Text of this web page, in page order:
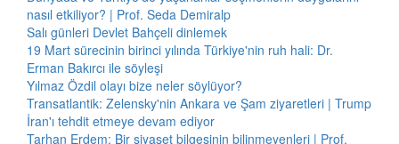
nasıl etkiliyor? | Prof. Seda Demiralp
Salı günleri Devlet Bahçeli dinlemek
19 Mart sürecinin birinci yılında Türkiye'nin ruh hali: Dr.
Erman Bakırcı ile söyleşi
Yılmaz Özdil olayı bize neler söylüyor?
Transatlantik: Zelensky'nin Ankara ve Şam ziyaretleri | Trump
İran'ı tehdit etmeye devam ediyor
Tarhan Erdem: Bir siyaset bilgesinin bilinmeyenleri | Prof.